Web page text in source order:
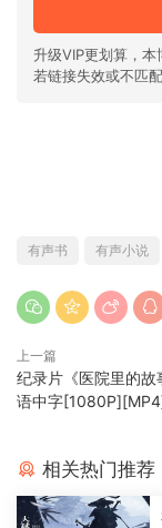
升级VIP更划算，本
若链接失效或不匹
有声书 有声小说
上一篇
纪录片《医院里的故
语中字
相关热门推荐